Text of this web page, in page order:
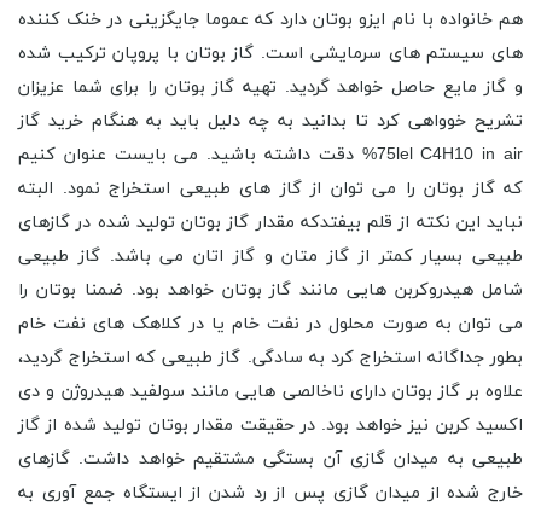
هم خانواده با نام ایزو بوتان دارد که عموما جایگزینی در خنک کننده
های سیستم های سرمایشی است. گاز بوتان با پروپان ترکیب شده
و گاز مایع حاصل خواهد گردید. تهیه گاز بوتان را برای شما عزیزان
تشریح خوواهی کرد تا بدانید به چه دلیل باید به هنگام خرید گاز
75lel C4H10 in air% دقت داشته باشید. می بایست عنوان کنیم
که گاز بوتان را می ‌توان از گاز های طبیعی استخراج نمود. البته
نباید این نکته از قلم بیفتدکه مقدار گاز بوتان تولید شده در گازهای
طبیعی بسیار کمتر از گاز متان و گاز اتان می باشد. گاز طبیعی
شامل هیدروکربن هایی مانند گاز بوتان خواهد بود. ضمنا بوتان را
می توان به صورت محلول در نفت خام یا در کلاهک های نفت خام
بطور جداگانه استخراج کرد به سادگی. گاز طبیعی که استخراج گردید،
علاوه بر گاز بوتان دارای ناخالصی هایی مانند سولفید هیدروژن و دی
اکسید کربن نیز خواهد بود. در حقیقت مقدار بوتان تولید شده از گاز
طبیعی به میدان گازی آن بستگی مشتقیم خواهد داشت. گازهای
خارج شده از میدان گازی پس از رد شدن از ایستگاه جمع آوری به